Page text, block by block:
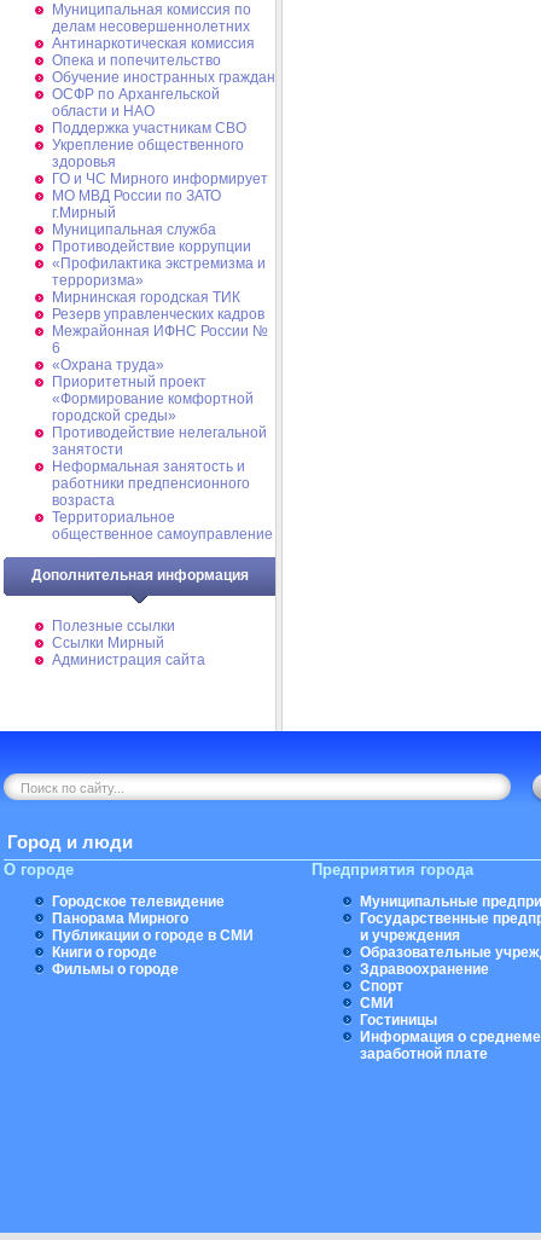
Муниципальная комиссия по
делам несовершеннолетних
Антинаркотическая комиссия
Опека и попечительство
Обучение иностранных граждан
ОСФР по Архангельской
области и НАО
Поддержка участникам СВО
Укрепление общественного
здоровья
ГО и ЧС Мирного информирует
МО МВД России по ЗАТО
г.Мирный
Муниципальная cлужба
Противодействие коррупции
«Профилактика экстремизма и
терроризма»
Мирнинская городская ТИК
Резерв управленческих кадров
Межрайонная ИФНС России №
6
«Охрана труда»
Приоритетный проект
«Формирование комфортной
городской среды»
Противодействие нелегальной
занятости
Неформальная занятость и
работники предпенсионного
возраста
Территориальное
общественное самоуправление
Дополнительная информация
Полезные ссылки
Ссылки Мирный
Администрация сайта
Город и люди
О городе
Городское телевидение
Панорама Мирного
Публикации о городе в СМИ
Книги о городе
Фильмы о городе
Предприятия города
Муниципальные
Государственные
и учреждения
Образовательные
Здравоохранение
Спорт
СМИ
Гостиницы
Информация о
заработной плате